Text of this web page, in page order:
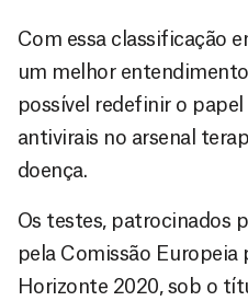
Com essa classificação
um melhor
possível redefinir o
antivirais no arsenal
doença.
Os testes, patrocinados
pela Comissão Europeia
Horizonte 2020, sob o